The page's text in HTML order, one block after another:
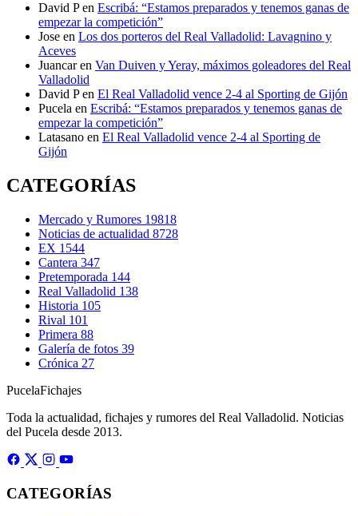
David P en Escribá: “Estamos preparados y tenemos ganas de
empezar la competición”
Jose en Los dos porteros del Real Valladolid: Lavagnino y
Aceves
Juancar en Van Duiven y Yeray, máximos goleadores del Real
Valladolid
David P en El Real Valladolid vence 2-4 al Sporting de Gijón
Pucela en Escribá: “Estamos preparados y tenemos ganas de
empezar la competición”
Latasano en El Real Valladolid vence 2-4 al Sporting de
Gijón
CATEGORÍAS
Mercado y Rumores 19818
Noticias de actualidad 8728
EX 1544
Cantera 347
Pretemporada 144
Real Valladolid 138
Historia 105
Rival 101
Primera 88
Galería de fotos 39
Crónica 27
PucelaFichajes
Toda la actualidad, fichajes y rumores del Real Valladolid. Noticias
del Pucela desde 2013.
CATEGORÍAS